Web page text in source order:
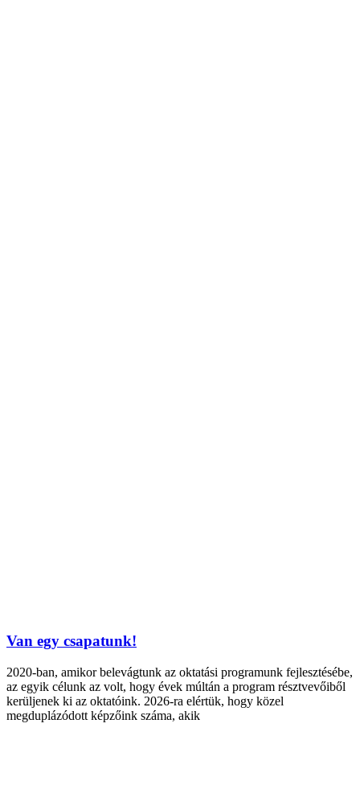
Van egy csapatunk!
2020-ban, amikor belevágtunk az oktatási programunk fejlesztésébe,
az egyik célunk az volt, hogy évek múltán a program résztvevőiből
kerüljenek ki az oktatóink. 2026-ra elértük, hogy közel
megduplázódott képzőink száma, akik